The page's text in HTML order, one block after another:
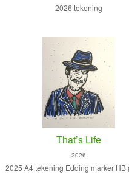
2026 tekening
That’s Life
2026
2025 A4 tekening Edding marker HB